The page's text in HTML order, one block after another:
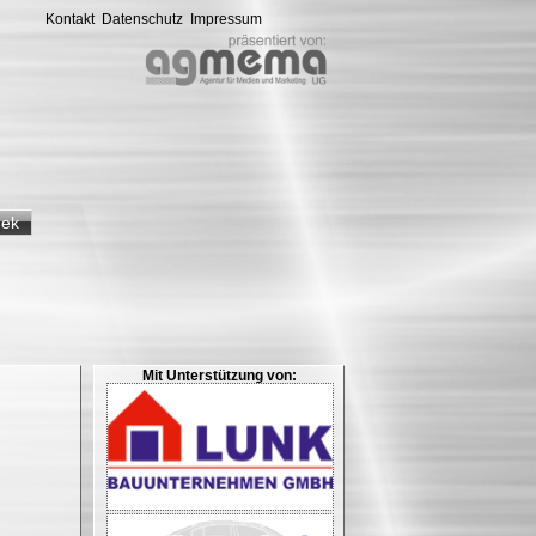
Kontakt Datenschutz Impressum
Mit Unterstützung von: